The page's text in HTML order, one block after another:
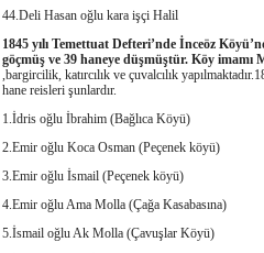
44.Deli Hasan oğlu kara işçi Halil
1845 yılı Temettuat Defteri’nde İnceöz
göçmüş ve 39 haneye düşmüştür. Köy imamı
,bargircilik, katırcılık ve çuvalcılık
hane reisleri şunlardır.
1.İdris oğlu İbrahim (Bağlıca Köyü)
2.Emir oğlu Koca Osman (Peçenek köyü)
3.Emir oğlu İsmail (Peçenek köyü)
4.Emir oğlu Ama Molla (Çağa Kasabasına)
5.İsmail oğlu Ak Molla (Çavuşlar Köyü)